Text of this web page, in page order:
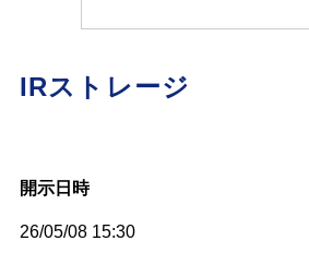
IRストレージ
開示日時
26/05/08 15:30